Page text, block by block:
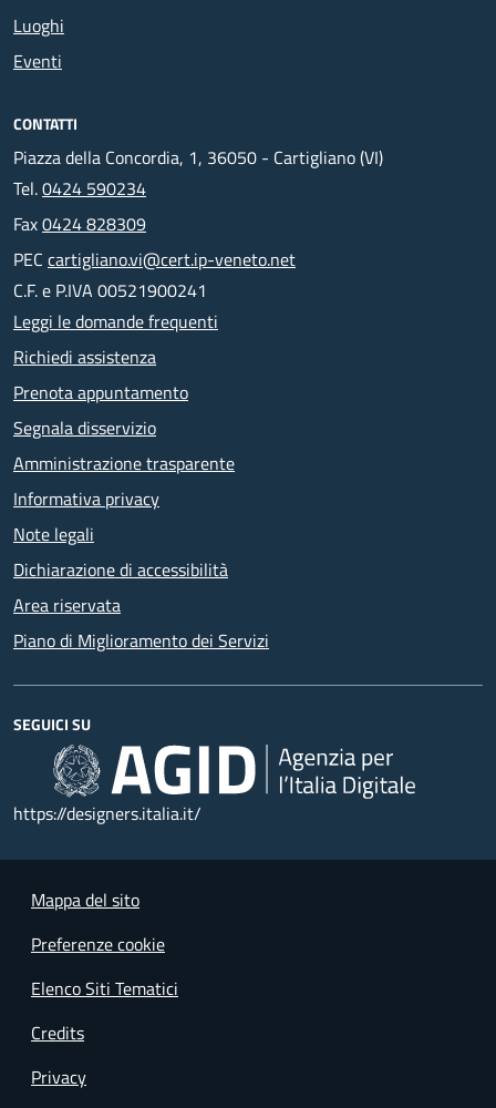
Luoghi
Eventi
CONTATTI
Piazza della Concordia, 1, 36050 - Cartigliano (VI)
Tel.0424 590234
Fax0424 828309
PEC cartigliano.vi@cert.ip-veneto.net
C.F. e P.IVA 00521900241
Leggi le domande frequenti
Richiedi assistenza
Prenota appuntamento
Segnala disservizio
Amministrazione trasparente
Informativa privacy
Note legali
Dichiarazione di accessibilità
Area riservata
Piano di Miglioramento dei Servizi
SEGUICI SU
https://designers.italia.it/
Mappa del sito
Preferenze cookie
Elenco Siti Tematici
Credits
Privacy